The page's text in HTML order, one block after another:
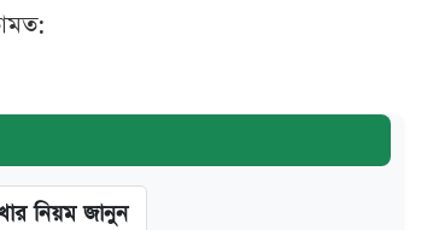
নিয়ম জানুন